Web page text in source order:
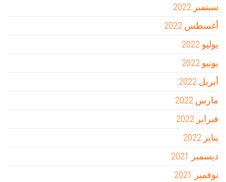
سبتمبر 2022
أغسطس 2022
يوليو 2022
يونيو 2022
أبريل 2022
مارس 2022
فبراير 2022
يناير 2022
ديسمبر 2021
نوفمبر 2021